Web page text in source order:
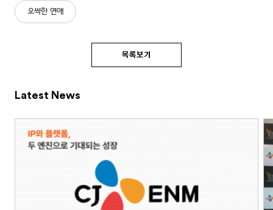
오싹한 연애
목록보기
Latest News